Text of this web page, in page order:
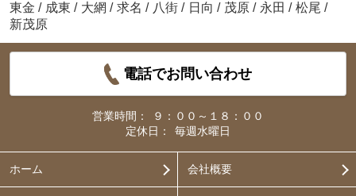
東金 / 成東 / 大網 / 求名 / 八街 / 日向 / 茂原 / 永田 / 松尾 /
新茂原
電話でお問い合わせ
営業時間：
９：００～１８：００
定休日：
毎週水曜日
ホーム 会社概要